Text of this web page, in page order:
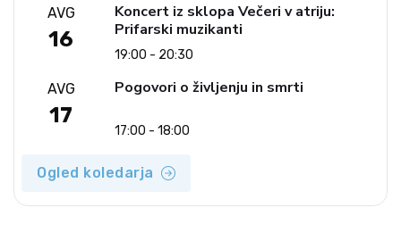
AVG
16
Koncert iz sklopa Večeri v atriju:
Prifarski muzikanti
19:00 - 20:30
AVG
17
Pogovori o življenju in smrti
17:00 - 18:00
Ogled koledarja